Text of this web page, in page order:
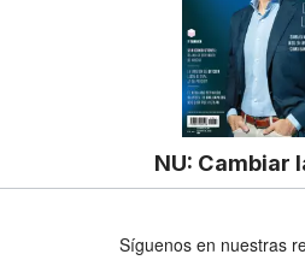
NU: Cambiar
Síguenos en nuestras